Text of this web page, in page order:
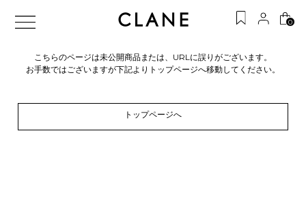
0
こちらのページは未公開商品または、URLに誤りがございます。
お手数ではございますが下記よりトップページへ移動してください。
トップページへ